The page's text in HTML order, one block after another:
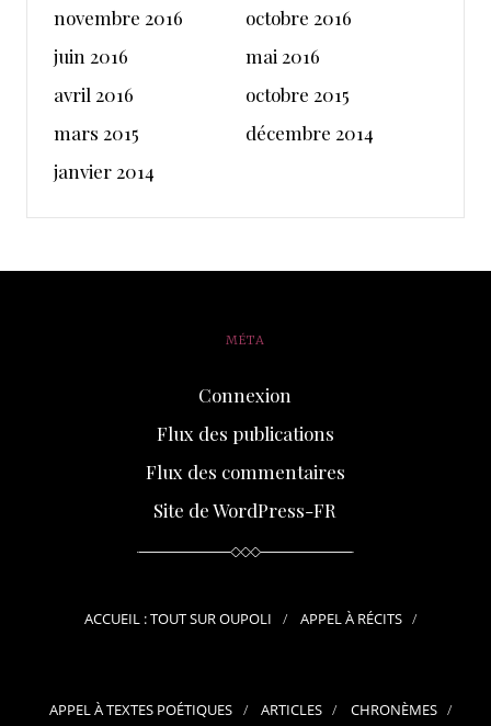
novembre 2016
octobre 2016
juin 2016
mai 2016
avril 2016
octobre 2015
mars 2015
décembre 2014
janvier 2014
MÉTA
Connexion
Flux des publications
Flux des commentaires
Site de WordPress-FR
ACCUEIL : TOUT SUR OUPOLI APPEL À RÉCITS
APPEL À TEXTES POÉTIQUES ARTICLES CHRONÈMES